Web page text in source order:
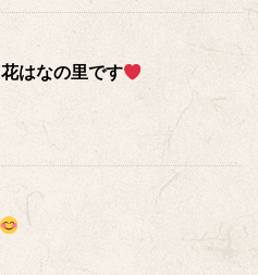
花はなの里です